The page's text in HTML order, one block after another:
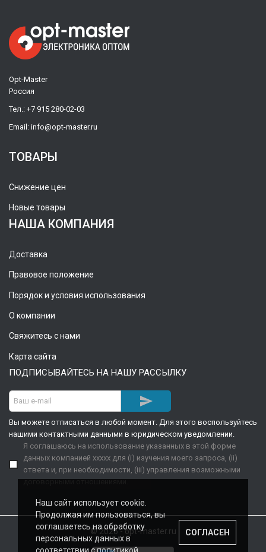
Opt-Master
Россия
Тел.: +7 915 280-02-03
Email: info@opt-master.ru
ТОВАРЫ
Снижение цен
Новые товары
НАША КОМПАНИЯ
Доставка
Правовое положение
Порядок и условия использования
О компании
Свяжитесь с нами
Карта сайта
ПОДПИСЫВАЙТЕСЬ НА НАШУ РАССЫЛКУ

Вы можете отписаться в любой момент. Для этого воспользуйтесь
нашими контактными данными в юридическом уведомлении.
Я соглашаюсь на использование указанных в этой форме
данных компанией xxxxx для (i) изучения моего запроса, (ii)
ответа и, при необходимости, (iii) управления возможными
договорными отношениями.
© 2026 - opt-master.ru
Наш сайт использует cookie.
Продолжая им пользоваться, вы
соглашаетесь на обработку
персональных данных в
СОГЛАСЕН